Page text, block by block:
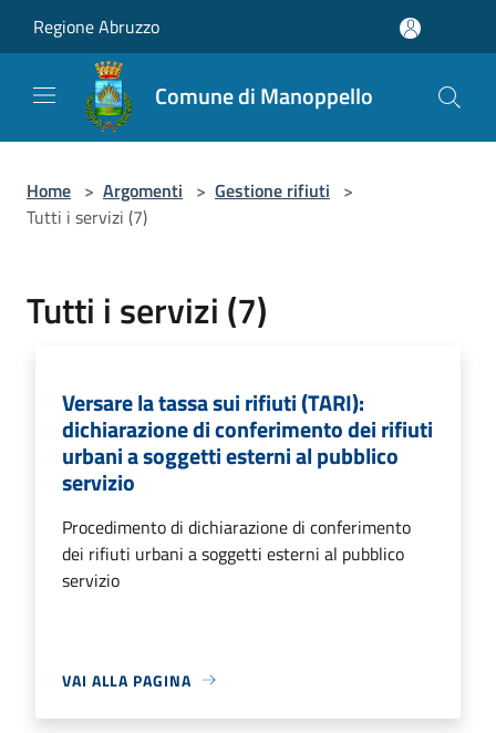
Regione Abruzzo
Comune di Manoppello
Home > Argomenti > Gestione rifiuti >
Tutti i servizi (7)
Tutti i servizi (7)
Versare la tassa sui rifiuti (TARI):
dichiarazione di conferimento dei rifiuti
urbani a soggetti esterni al pubblico
servizio
Procedimento di dichiarazione di conferimento
dei rifiuti urbani a soggetti esterni al pubblico
servizio
VAI ALLA PAGINA